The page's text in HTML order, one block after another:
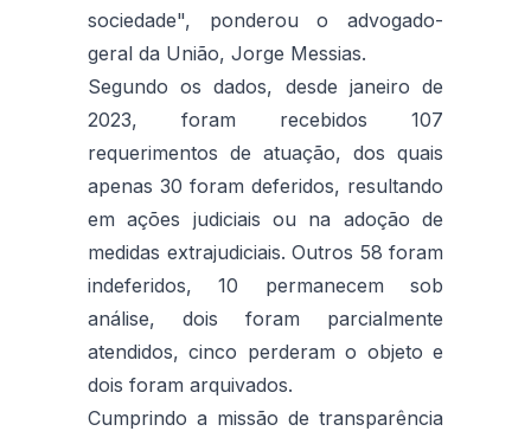
sociedade", ponderou o advogado-
geral da União, Jorge Messias.
Segundo os dados, desde janeiro de
2023, foram recebidos 107
requerimentos de atuação, dos quais
apenas 30 foram deferidos, resultando
em ações judiciais ou na adoção de
medidas extrajudiciais. Outros 58 foram
indeferidos, 10 permanecem sob
análise, dois foram parcialmente
atendidos, cinco perderam o objeto e
dois foram arquivados.
Cumprindo a missão de transparência